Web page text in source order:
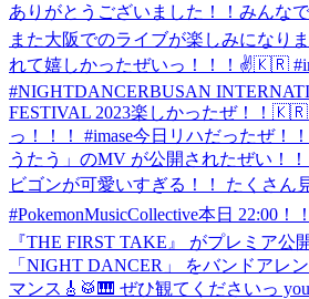
ありがとうございました！！みんな
また大阪でのライブが楽しみになりま
れて嬉しかったぜいっ！！！✌️🇰🇷
#NIGHTDANCERBUSAN
FESTIVAL 2023楽しかったぜ！！
っ！！！ #imase今日リハだったぜ！
うたう」のMV が公開されたぜい！
ビゴンが可愛いすぎる！！ たくさん
#PokemonMusicCollective本日 22:00！
『THE FIRST TAKE』 がプレミア公
「NIGHT DANCER」 をバンドアレ
マンス🎸🥁🎹 ぜひ観てくださいっ